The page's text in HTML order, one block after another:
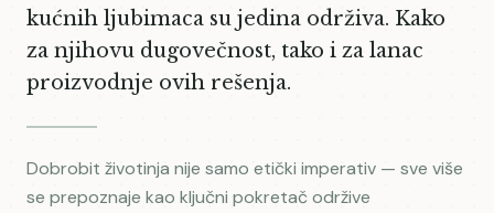
kućnih ljubimaca su jedina održiva. Kako
za njihovu dugovečnost, tako i za lanac
proizvodnje ovih rešenja.
Dobrobit životinja nije samo etički imperativ — sve više
se prepoznaje kao ključni pokretač održive